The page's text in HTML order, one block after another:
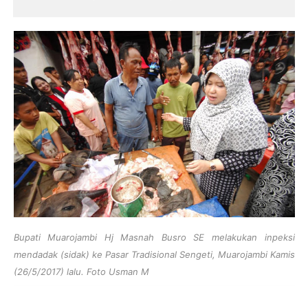
Bupati Muarojambi Hj Masnah Busro SE melakukan inpeksi
mendadak (sidak) ke Pasar Tradisional Sengeti, Muarojambi Kamis
(26/5/2017) lalu. Foto Usman M